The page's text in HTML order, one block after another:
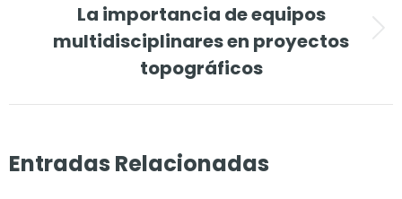
Publicación
siguiente:
La importancia de equipos
multidisciplinares en proyectos
topográficos
Entradas Relacionadas